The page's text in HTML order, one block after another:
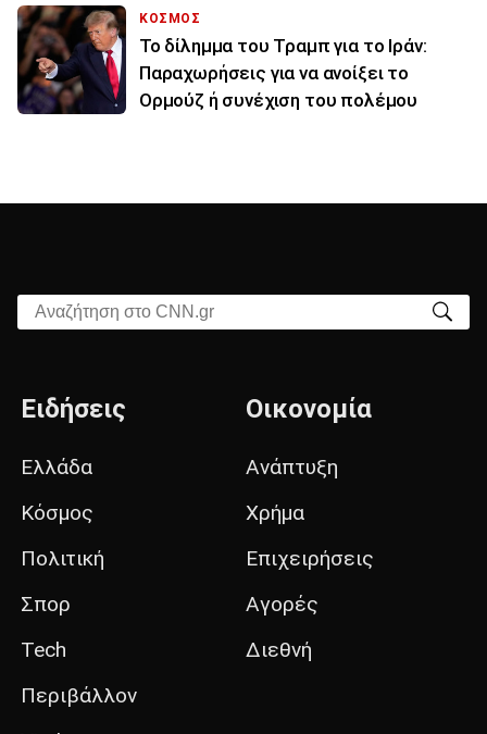
ΚΟΣΜΟΣ
Το δίλημμα του Τραμπ για το Ιράν:
Παραχωρήσεις για να ανοίξει το
Ορμούζ ή συνέχιση του πολέμου
Αναζήτηση στο CNN.gr
Ειδήσεις
Ελλάδα
Κόσμος
Πολιτική
Σπορ
Tech
Περιβάλλον
Οικονομία
Ανάπτυξη
Χρήμα
Επιχειρήσεις
Αγορές
Διεθνή